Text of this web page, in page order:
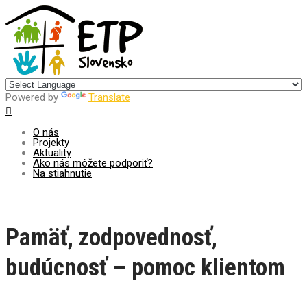
Powered by Translate
O nás
Projekty
Aktuality
Ako nás môžete podporiť?
Na stiahnutie
Pamäť, zodpovednosť,
budúcnosť – pomoc klientom